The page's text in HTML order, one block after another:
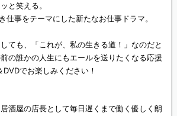
と笑える。
仕事をテーマにした新たなお仕事ドラマ。
ても、「これが、私の生きる道！」なのだと
の誰かの人生にもエールを送りたくなる応援
でお楽しみください！
酒屋の店長として毎日遅くまで働く優しく朗